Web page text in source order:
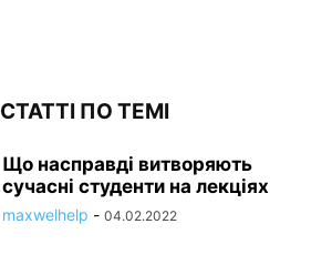
СТАТТІ ПО ТЕМІ
Що насправді витворяють
сучасні студенти на лекціях
maxwelhelp - 04.02.2022